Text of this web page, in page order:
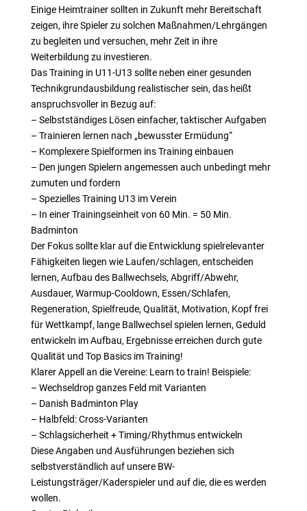
Einige Heimtrainer sollten in Zukunft mehr Bereitschaft
zeigen, ihre Spieler zu solchen Maßnahmen/Lehrgängen
zu begleiten und versuchen, mehr Zeit in ihre
Weiterbildung zu investieren.
Das Training in U11-U13 sollte neben einer gesunden
Technikgrundausbildung realistischer sein, das heißt
anspruchsvoller in Bezug auf:
– Selbstständiges Lösen einfacher, taktischer Aufgaben
– Trainieren lernen nach „bewusster Ermüdung“
– Komplexere Spielformen ins Training einbauen
– Den jungen Spielern angemessen auch unbedingt mehr
zumuten und fordern
– Spezielles Training U13 im Verein
– In einer Trainingseinheit von 60 Min. = 50 Min.
Badminton
Der Fokus sollte klar auf die Entwicklung spielrelevanter
Fähigkeiten liegen wie Laufen/schlagen, entscheiden
lernen, Aufbau des Ballwechsels, Abgriff/Abwehr,
Ausdauer, Warmup-Cooldown, Essen/Schlafen,
Regeneration, Spielfreude, Qualität, Motivation, Kopf frei
für Wettkampf, lange Ballwechsel spielen lernen, Geduld
entwickeln im Aufbau, Ergebnisse erreichen durch gute
Qualität und Top Basics im Training!
Klarer Appell an die Vereine: Learn to train! Beispiele:
– Wechseldrop ganzes Feld mit Varianten
– Danish Badminton Play
– Halbfeld: Cross-Varianten
– Schlagsicherheit + Timing/Rhythmus entwickeln
Diese Angaben und Ausführungen beziehen sich
selbstverständlich auf unsere BW-
Leistungsträger/Kaderspieler und auf die, die es werden
wollen.